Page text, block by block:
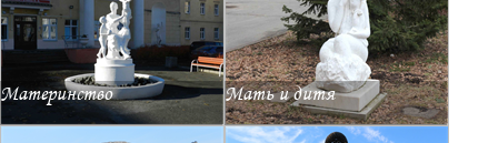
Материнство Мать и дитя